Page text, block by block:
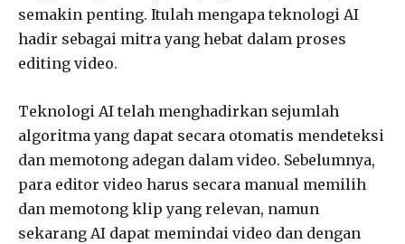
semakin penting. Itulah mengapa teknologi AI
hadir sebagai mitra yang hebat dalam proses
editing video.
Teknologi AI telah menghadirkan sejumlah
algoritma yang dapat secara otomatis mendeteksi
dan memotong adegan dalam video. Sebelumnya,
para editor video harus secara manual memilih
dan memotong klip yang relevan, namun
sekarang AI dapat memindai video dan dengan